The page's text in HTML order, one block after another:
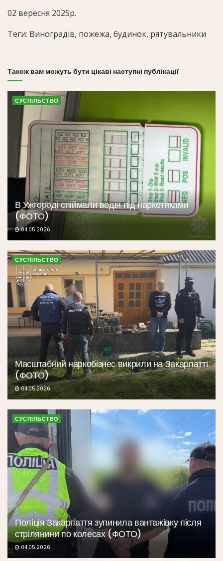
02 вересня 2025р.
Теги: Виноградів, пожежа, будинок, рятувальники
Також вам можуть бути цікаві наступні публікації
СУСПІЛЬСТВО
В Ужгороді спіймали водія під наркотиками
(ФОТО)
04.05.2026
СУСПІЛЬСТВО
Масштабний наркобізнес викрили на Закарпатті
(ФОТО)
04.05.2026
СУСПІЛЬСТВО
Поліція Закарпаття зупинила вантажівку після
стрілянини по колесах (ФОТО)
04.05.2026